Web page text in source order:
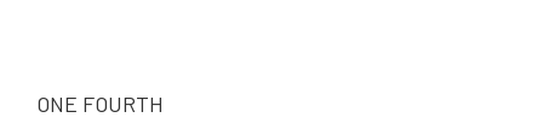
ONE FOURTH